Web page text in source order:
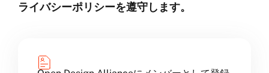
ライバシーポリシーを遵守します。